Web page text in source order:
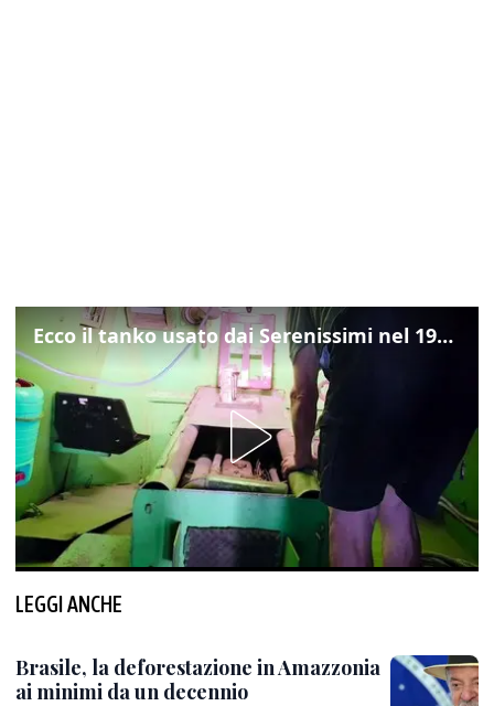
Ecco il tanko usato dai Serenissimi nel 1997 per il blitz a San Marco
LEGGI ANCHE
Brasile, la deforestazione in Amazzonia
ai minimi da un decennio